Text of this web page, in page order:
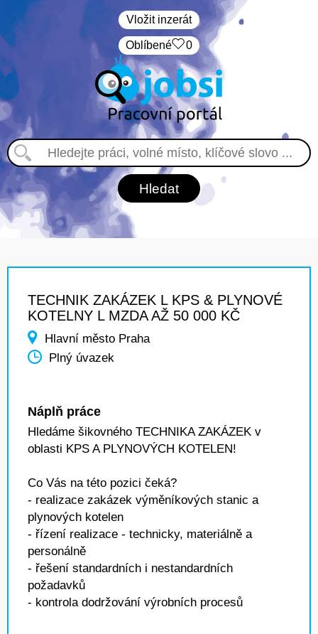
Vložit inzerát
Oblíbené 0
TECHNIK ZAKÁZEK L KPS & PLYNOVÉ
KOTELNY L MZDA AŽ 50 000 KČ
Hlavní město Praha
Plný úvazek
Náplň práce
Hledáme šikovného TECHNIKA ZAKÁZEK v
oblasti KPS A PLYNOVÝCH KOTELEN!
Co Vás na této pozici čeká?
- realizace zakázek výměníkových stanic a
plynových kotelen
- řízení realizace - technicky, materiálně a
personálně
- řešení standardních i nestandardních
požadavků
- kontrola dodržování výrobních procesů